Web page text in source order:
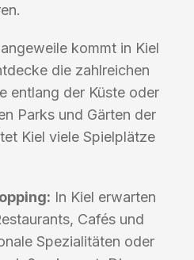
kommt in Kiel
die zahlreichen
entlang der Küste oder
Parks und Gärten der
Kiel viele Spielplätze
In Kiel erwarten
Cafés und
Spezialitäten oder